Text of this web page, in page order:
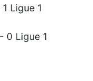
Ligue 1
0 Ligue 1